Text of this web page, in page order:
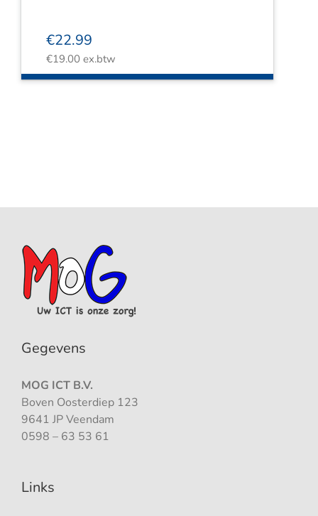
€22.99
€19.00ex.btw
Gegevens
MOG ICT B.V.
Boven Oosterdiep 123
9641 JP Veendam
0598 – 63 53 61
Links